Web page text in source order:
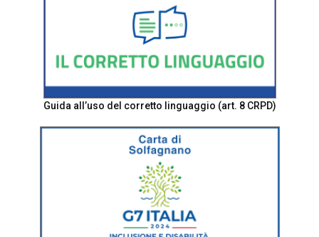
Guida all’uso del corretto linguaggio (art. 8 CRPD)